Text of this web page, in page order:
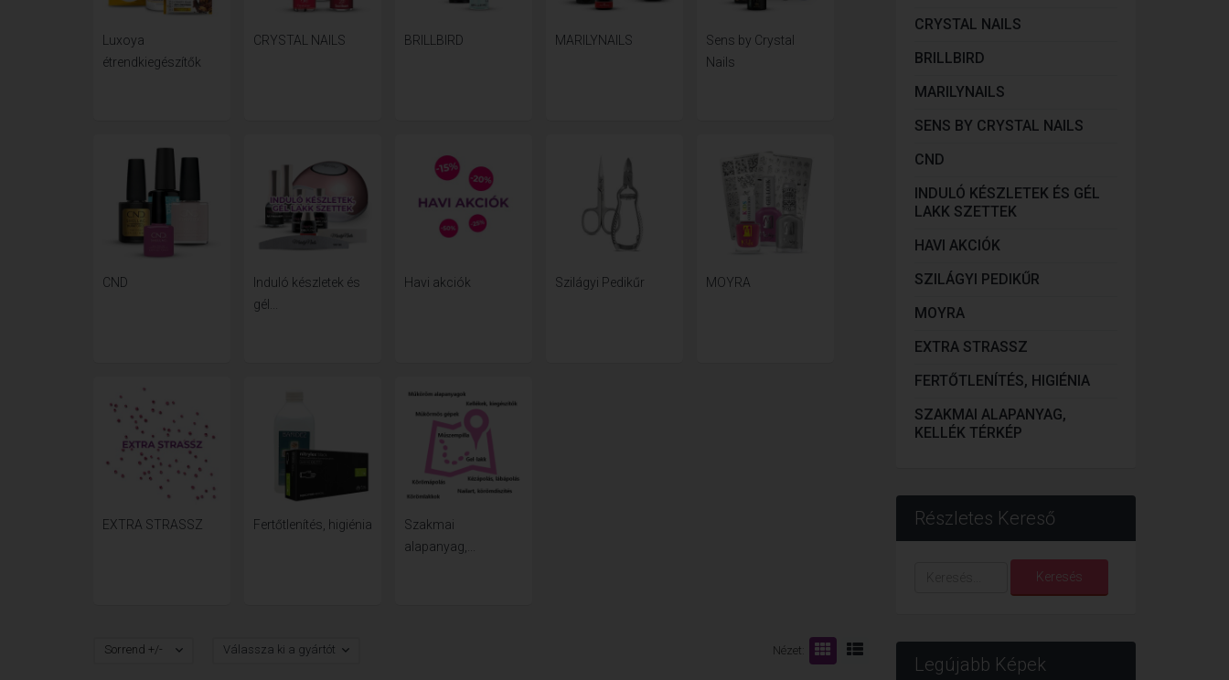
Luxoya
étrendkiegészítők
CRYSTAL NAILS BRILLBIRD MARILYNAILS
Sens by Crystal
Nails
CND
Induló készletek és
gél...
Havi akciók Szilágyi Pedikűr MOYRA
EXTRA STRASSZ Fertőtlenítés, higiénia
Szakmai
alapanyag,...
Nézet:
Sorrend +/- Válassza ki a gyártót
CRYSTAL NAILS
BRILLBIRD
MARILYNAILS
SENS BY CRYSTAL NAILS
CND
INDULÓ KÉSZLETEK ÉS GÉL
LAKK SZETTEK
HAVI AKCIÓK
SZILÁGYI PEDIKŰR
MOYRA
EXTRA STRASSZ
FERTŐTLENÍTÉS, HIGIÉNIA
SZAKMAI ALAPANYAG,
KELLÉK TÉRKÉP
Részletes Kereső
Keresés
Legújabb Képek